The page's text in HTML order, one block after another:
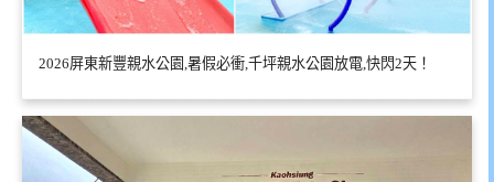
2026屏東新豐親水公園,暑假必衝,千坪親水公園放電,快閃2天！